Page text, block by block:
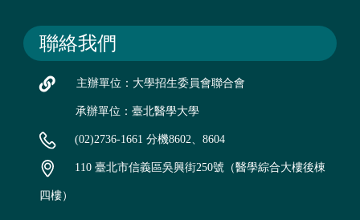
聯絡我們
主辦單位：大學招生委員會聯合會
承辦單位：臺北醫學大學
(02)2736-1661 分機8602、8604
110 臺北市信義區吳興街250號（醫學綜合大樓後棟
四樓）